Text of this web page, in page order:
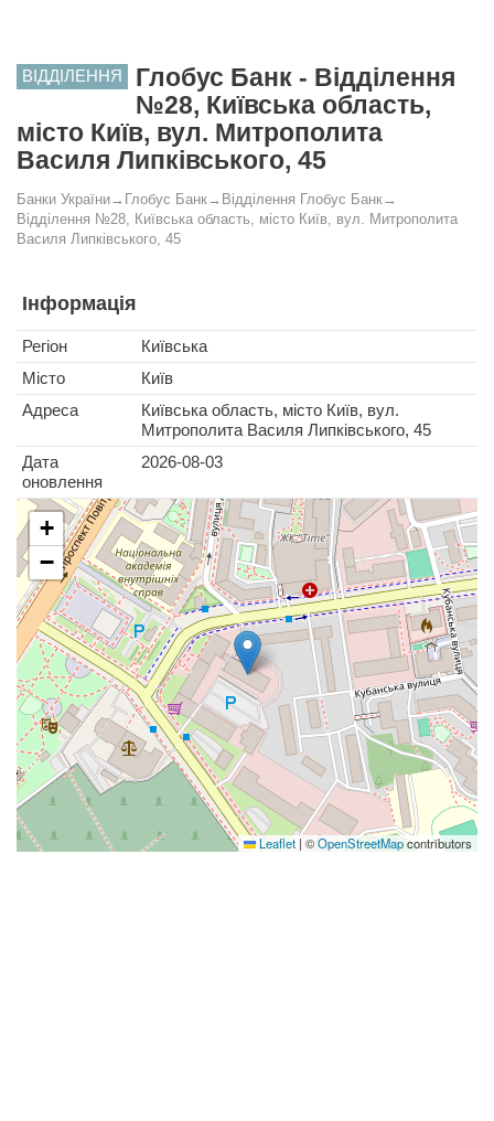
ВІДДІЛЕННЯ
Глобус Банк - Відділення
№28, Київська область,
місто Київ, вул. Митрополита
Василя Липківського, 45
Банки України→ Глобус Банк→ Відділення Глобус Банк→
Відділення №28, Київська область, місто Київ, вул. Митрополита
Василя Липківського, 45
Інформація
Регіон
Київська
Місто
Київ
Адреса
Київська область, місто Київ, вул.
Митрополита Василя Липківського, 45
Дата
оновлення
2026-08-03
+
−
Leaflet | ©OpenStreetMapcontributors